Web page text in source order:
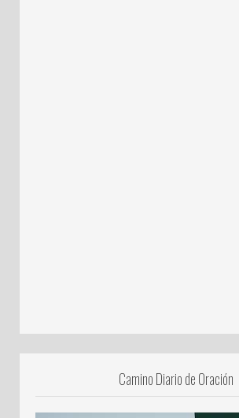
Camino Diario de Oración